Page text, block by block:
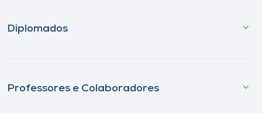
Diplomados
Professores e Colaboradores